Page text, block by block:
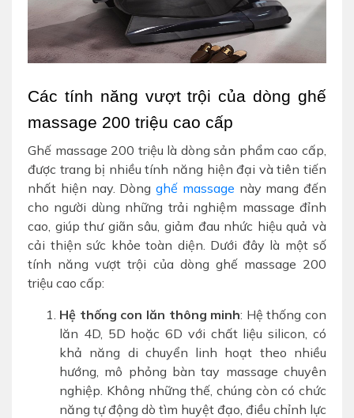
Các tính năng vượt trội của dòng ghế
massage 200 triệu cao cấp
Ghế massage 200 triệu là dòng sản phẩm cao cấp,
được trang bị nhiều tính năng hiện đại và tiên tiến
nhất hiện nay. Dòng ghế massage này mang đến
cho người dùng những trải nghiệm massage đỉnh
cao, giúp thư giãn sâu, giảm đau nhức hiệu quả và
cải thiện sức khỏe toàn diện. Dưới đây là một số
tính năng vượt trội của dòng ghế massage 200
triệu cao cấp:
Hệ thống con lăn thông minh: Hệ thống con
lăn 4D, 5D hoặc 6D với chất liệu silicon, có
khả năng di chuyển linh hoạt theo nhiều
hướng, mô phỏng bàn tay massage chuyên
nghiệp. Không những thế, chúng còn có chức
năng tự động dò tìm huyệt đạo, điều chỉnh lực